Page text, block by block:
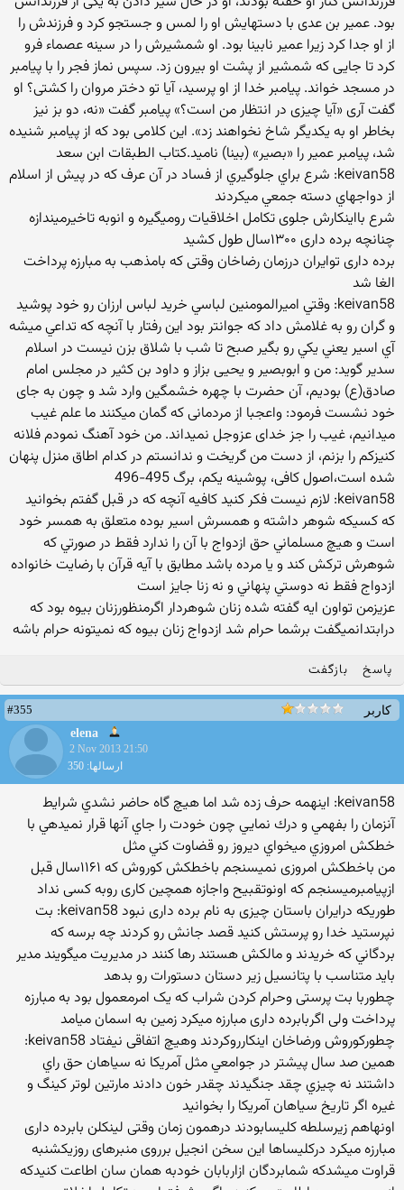
بود. عمیر بن عدی با دستهایش او را لمس و جستجو کرد و فرزندش را
از او جدا کرد زیرا عمیر نابینا بود. او شمشیرش را در سینه عصماء فرو
کرد تا جایی که شمشیر از پشت او بیرون زد. سپس نماز فجر را با پیامبر
در مسجد خواند. پیامبر خدا از او پرسید، آیا تو دختر مروان را کشتی؟ او
گفت آری «آیا چیزی در انتظار من است؟» پیامبر گفت «نه، دو بز نیز
بخاطر او به یکدیگر شاخ نخواهند زد». این کلامی بود که از پیامبر شنیده
شد، پیامبر عمیر را «بصیر» (بینا) نامید.کتاب الطبقات ابن سعد
keivan58: شرع براي جلوگيري از فساد در آن عرف كه در پيش از اسلام
از دواجهاي دسته جمعي ميكردند
شرع بااینکارش جلوی تکامل اخلاقیات رومیگیره و انوبه تاخیرمیندازه
چنانچه برده داری ۱۳۰۰سال طول کشید
برده داری توایران درزمان رضاخان وقتی که بامذهب به مبارزه پرداخت
الغا شد
keivan58: وقتي اميرالمومنين لباسي خريد لباس ارزان رو خود پوشيد
و گران رو به غلامش داد كه جوانتر بود اين رفتار با آنچه كه تداعي ميشه
آي اسير يعني يكي رو بگير صبح تا شب با شلاق بزن نيست در اسلام
سدیر گوید: من و ابوبصیر و یحیی بزاز و داود بن کثیر در مجلس امام
صادق(ع) بودیم، آن حضرت با چهره خشمگین وارد شد و چون به جای
خود نشست فرمود: واعجبا از مردمانی که گمان میکنند ما علم غیب
میدانیم، غیب را جز خدای عزوجل نمیداند. من خود آهنگ نمودم فلانه
کنیزکم را بزنم، از دست من گریخت و ندانستم در کدام اطاق منزل پنهان
شده است،اصول کافی، پوشینه یکم، برگ 495-496
keivan58: لازم نيست فكر كنيد كافيه آنچه كه در قبل گفتم بخوانيد
كه كسيكه شوهر داشته و همسرش اسير بوده متعلق به همسر خود
است و هيچ مسلماني حق ازدواج با آن را ندارد فقط در صورتي كه
شوهرش تركش كند و يا مرده باشد مطابق با آيه قرآن با رضايت خانواده
ازدواج فقط نه دوستي پنهاني و نه زنا جايز است
عزیزمن تواون ایه گفته شده زنان شوهردار اگرمنظورزنان بیوه بود که
درابتدانمیگفت برشما حرام شد ازدواج زنان بیوه که نمیتونه حرام باشه
پاسخ بازگفت
کاربر
#355
elena
2 Nov 2013 21:50
ارسالها: 350
keivan58: اينهمه حرف زده شد اما هيچ گاه حاضر نشدي شرايط
آنزمان را بفهمي و درك نمايي چون خودت را جاي آنها قرار نميدهي با
خطكش امروزي ميخواي ديروز رو قضاوت كني مثل
من باخطکش امروزی نمیسنجم باخطکش کوروش که ۱۱۶۱سال قبل
ازپیامبرمیسنجم که اونوتقبیح واجازه همچین کاری روبه کسی نداد
طوریکه درایران باستان چیزی به نام برده داری نبود keivan58: بت
نپرستيد خدا رو پرستش كنيد قصد جانش رو كردند چه برسه كه
بردگاني كه خريدند و مالكش هستند رها كنند در مديريت ميگويند مدير
بايد متناسب با پتانسیل زير دستان دستورات رو بدهد
چطوربا بت پرستی وحرام کردن شراب که یک امرمعمول بود به مبارزه
پرداخت ولی اگربابرده داری مبارزه میکرد زمین به اسمان میامد
چطورکوروش ورضاخان اینکارروکردند وهیچ اتفاقی نیفتاد keivan58:
همين صد سال پيشتر در جوامعي مثل آمريكا نه سياهان حق راي
داشتند نه چيزي چقد جنگيدند چقدر خون دادند مارتين لوتر كينگ و
غيره اگر تاريخ سياهان آمريكا را بخوانيد
اونهاهم زیرسلطه کلیسابودند درهمون زمان وقتی لینکلن بابرده داری
مبارزه میکرد درکلیساها این سخن انجیل برروی منبرهای روزیکشنبه
قراوت میشدکه شمابردگان ازاربابان خودبه همان سان اطاعت کنیدکه